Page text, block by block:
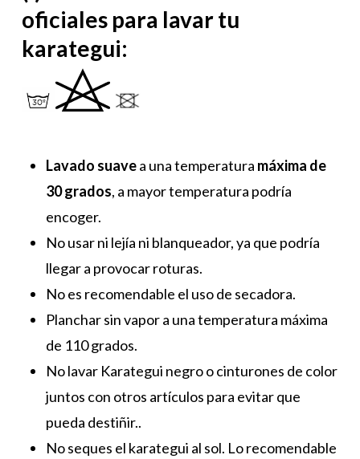
oficiales para lavar tu
karategui:
Lavado suavea una temperatura máxima de
30 grados, a mayor temperatura podría
encoger.
No usar ni lejía ni blanqueador, ya que podría
llegar a provocar roturas.
No es recomendable el uso de secadora.
Planchar sin vapor a una temperatura máxima
de 110 grados.
No lavar Karategui negro o cinturones de color
juntos con otros artículos para evitar que
pueda destiñir..
No seques el karategui al sol. Lo recomendable